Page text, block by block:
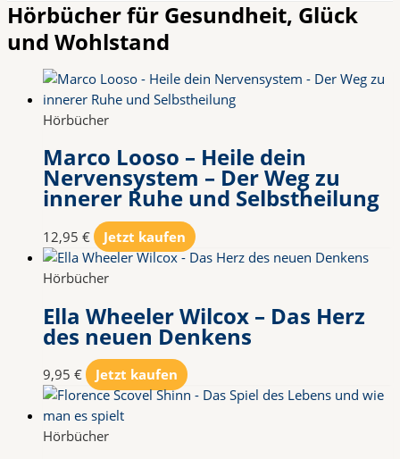
Hörbücher für Gesundheit, Glück
und Wohlstand
Hörbücher
Marco Looso – Heile dein
Nervensystem – Der Weg zu
innerer Ruhe und Selbstheilung
12,95 € Jetzt kaufen
Hörbücher
Ella Wheeler Wilcox – Das Herz
des neuen Denkens
9,95 € Jetzt kaufen
Hörbücher